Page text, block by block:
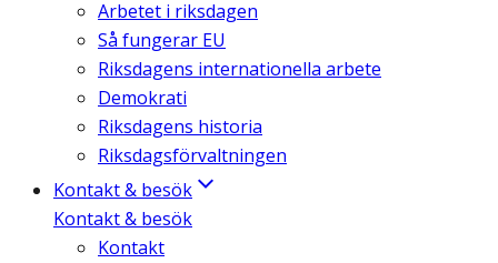
Arbetet i riksdagen
Så fungerar EU
Riksdagens internationella arbete
Demokrati
Riksdagens historia
Riksdagsförvaltningen
Kontakt & besök
Kontakt & besök
Kontakt